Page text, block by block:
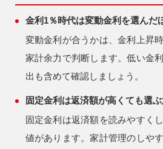
金利1％時代は変動金利を選んだ
変動金利が合うかは、金利上昇
家計余力で判断します。低い金
出も含めて確認しましょう。
固定金利は返済額が高くても選
固定金利は返済額を読みやすく
値があります。家計管理のしや